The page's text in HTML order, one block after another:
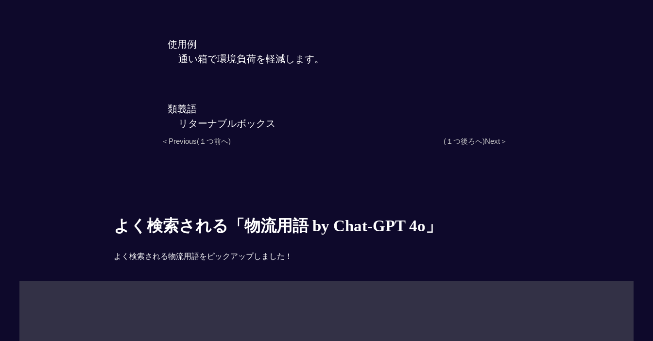
使用例
通い箱で環境負荷を軽減します。
類義語
リターナブルボックス
＜Previous(１つ前へ) (１つ後ろへ)Next＞
よく検索される「物流用語 by Chat-GPT 4o」
よく検索される物流用語をピックアップしました！